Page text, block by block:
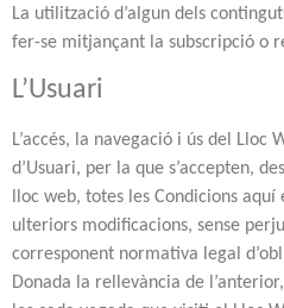
La utilització d’algun dels
fer-se mitjançant la subscripció o
L’Usuari
L’accés, la navegació i ús del Lloc
d’Usuari, per la que s’accepten,
lloc web, totes les Condicions
ulteriors modificacions, sense
corresponent normativa legal
Donada la rellevància de